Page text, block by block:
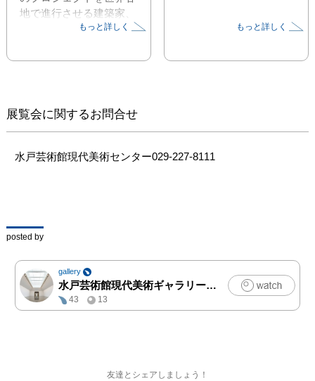
地で進行させる建築家、
坂 茂（ばん・しげる）
す。坂の作品の特徴は、
の中に建築の材料として
特性を見出し、それを建
ところにあります。坂は
独自の建築手法を展開し
てきました。例えば、80
年代に再生紙でできた
「紙管」に着目した坂
は、多くの研究と開発を
経て「紙の家」や「ハノ
るという利点を活かし
もっと詳しく もっと詳しく
展覧会に関するお問合せ
水戸芸術館現代美術センター029-227-8111
posted by
gallery
水戸芸術館現代美術ギャラリー
|
アート
43
13
友達とシェアしましょう！